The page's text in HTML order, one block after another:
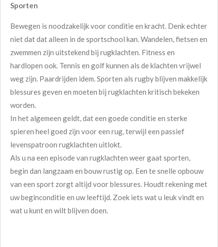
Sporten
Bewegen is noodzakelijk voor conditie en kracht. Denk echter
niet dat dat alleen in de sportschool kan. Wandelen, fietsen en
zwemmen zijn uitstekend bij rugklachten. Fitness en
hardlopen ook. Tennis en golf kunnen als de klachten vrijwel
weg zijn. Paardrijden idem. Sporten als rugby blijven makkelijk
blessures geven en moeten bij rugklachten kritisch bekeken
worden.
In het algemeen geldt, dat een goede conditie en sterke
spieren heel goed zijn voor een rug, terwijl een passief
levenspatroon rugklachten uitlokt.
Als u na een episode van rugklachten weer gaat sporten,
begin dan langzaam en bouw rustig op. Een te snelle opbouw
van een sport zorgt altijd voor blessures. Houdt rekening met
uw beginconditie en uw leeftijd. Zoek iets wat u leuk vindt en
wat u kunt en wilt blijven doen.